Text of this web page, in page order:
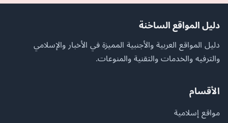
دليل المواقع الساخنة
دليل المواقع العربية والأجنبية المميزة في الأخبار والإسلامي
والترفيه والخدمات والتقنية والمنوعات.
الأقسام
مواقع إسلامية